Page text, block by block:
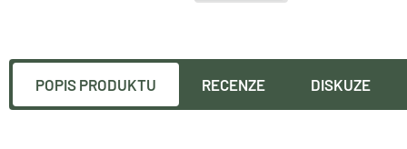
POPIS PRODUKTU RECENZE DISKUZE